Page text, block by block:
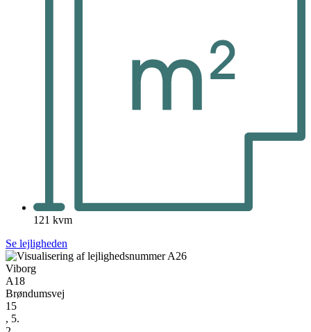
121 kvm
Se lejligheden
Viborg
A18
Brøndumsvej
15
, 5.